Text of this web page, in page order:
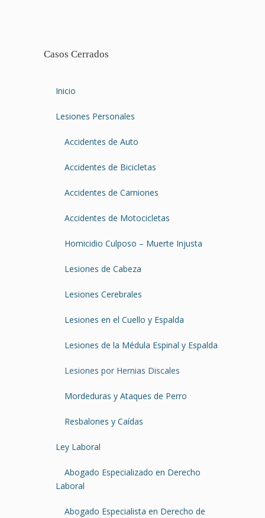
Casos Cerrados
Inicio
Lesiones Personales
Accidentes de Auto
Accidentes de Bicicletas
Accidentes de Camiones
Accidentes de Motocicletas
Homicidio Culposo – Muerte Injusta
Lesiones de Cabeza
Lesiones Cerebrales
Lesiones en el Cuello y Espalda
Lesiones de la Médula Espinal y Espalda
Lesiones por Hernias Discales
Mordeduras y Ataques de Perro
Resbalones y Caídas
Ley Laboral
Abogado Especializado en Derecho
Laboral
Abogado Especialista en Derecho de